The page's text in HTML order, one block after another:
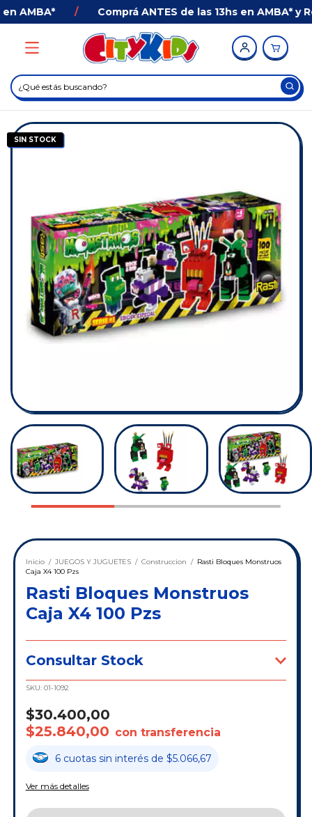
AMBA* Comprá ANTES de las 13hs en AMBA* y
SIN STOCK
Inicio / JUEGOS Y JUGUETES / Construccion / Rasti Bloques Monstruos
Caja X4 100 Pzs
Rasti Bloques Monstruos
Caja X4 100 Pzs
Consultar Stock
SKU: 01-1092
$30.400,00
$25.840,00 con transferencia
6 cuotas sin interés de $5.066,67
Ver más detalles